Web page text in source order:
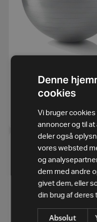
Denne
cookies
Vi bruger
annoncer og til at
deler også
vores websted
og
dem med andre
givet dem, eller
din brug af deres
Absolut